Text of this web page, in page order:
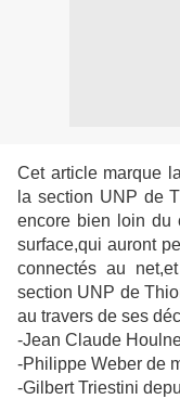
Cet article marque
la section UNP de
encore bien loin du
surface,qui auront
connectés au
section UNP de
au travers de ses
-Jean Claude
-Philippe Weber de
-Gilbert Triestini